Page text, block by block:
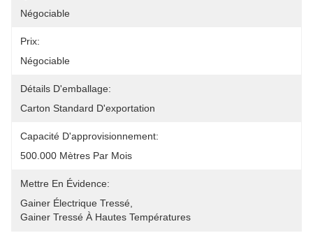
Négociable
Prix:
Négociable
Détails D'emballage:
Carton Standard D'exportation
Capacité D'approvisionnement:
500.000 Mètres Par Mois
Mettre En Évidence:
Gainer Électrique Tressé
Gainer Tressé À Hautes Températures